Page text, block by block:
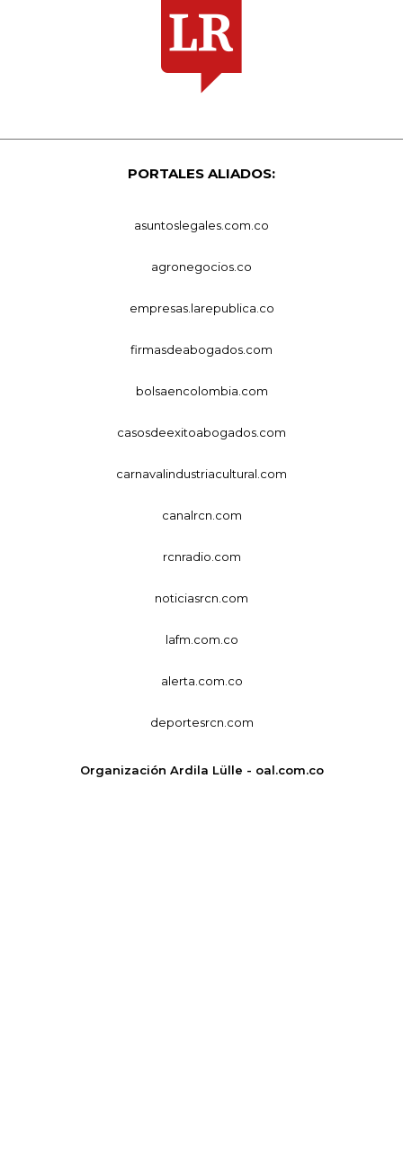
PORTALES ALIADOS:
asuntoslegales.com.co
agronegocios.co
empresas.larepublica.co
firmasdeabogados.com
bolsaencolombia.com
casosdeexitoabogados.com
carnavalindustriacultural.com
canalrcn.com
rcnradio.com
noticiasrcn.com
lafm.com.co
alerta.com.co
deportesrcn.com
Organización Ardila Lülle - oal.com.co